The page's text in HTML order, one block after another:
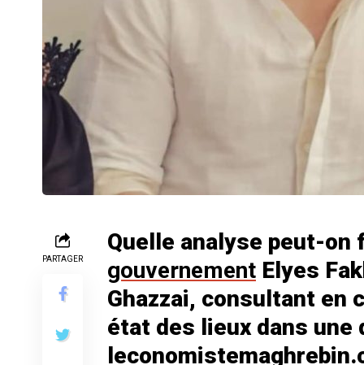
PARTAGER
Quelle analyse peut-on
gouvernement Elyes
Ghazzai, consultant en
état des lieux dans une